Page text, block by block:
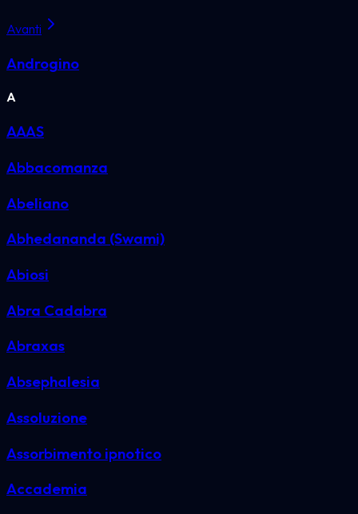
Avanti
Androgino
A
AAAS
Abbacomanza
Abeliano
Abhedananda (Swami)
Abiosi
Abra Cadabra
Abraxas
Absephalesia
Assoluzione
Assorbimento ipnotico
Accademia